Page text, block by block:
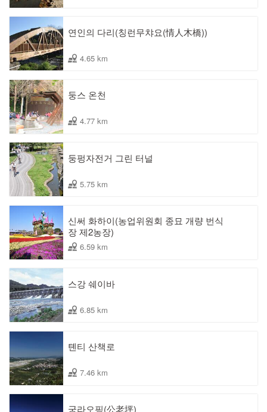
연인의 다리(칭런무챠요(情人木橋))
4.65 km
둥스 온천
4.77 km
둥펑자전거 그린 터널
5.75 km
신써 화하이(농업위원회 종묘 개량 번식
장 제2농장)
6.59 km
스강 쉐이바
6.85 km
톈티 산책로
7.46 km
궁라오핑(公老坪)